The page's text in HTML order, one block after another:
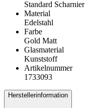
Standard Scharnier
Material
Edelstahl
Farbe
Gold Matt
Glasmaterial
Kunststoff
Artikelnummer
1733093
Herstellerinformation